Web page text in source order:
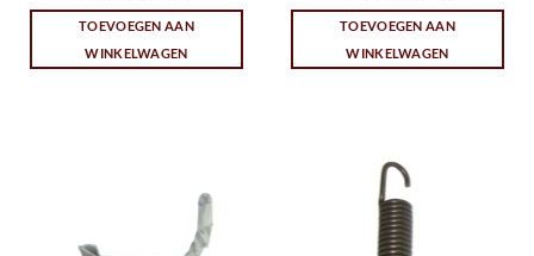
TOEVOEGEN AAN
WINKELWAGEN
TOEVOEGEN AAN
WINKELWAGEN